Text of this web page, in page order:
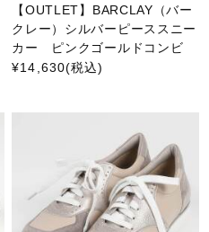
【OUTLET】BARCLAY（バー
クレー）シルバーピーススニー
カー ピンクゴールドコンビ
¥14,630(税込)